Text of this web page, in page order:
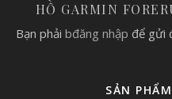
HỒ GARMIN
Bạn phải bđăng nhập để gửi
SẢN